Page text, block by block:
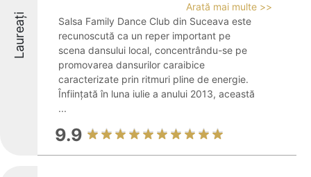
Laureați
Arată mai multe >>
Salsa Family Dance Club din Suceava este
recunoscută ca un reper important pe
scena dansului local, concentrându-se pe
promovarea dansurilor caraibice
caracterizate prin ritmuri pline de energie.
Înființată în luna iulie a anului 2013, această
...
9.9